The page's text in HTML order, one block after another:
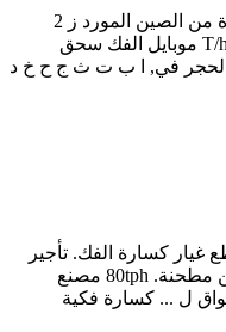
جودة عالية 150T ح الحجر محطة كسارة من الصين المورد ز 2
سحق الموردين الحجر في ويتبانك. 700 T/h موبايل الفك سحق
الحجر في, ا ب ت ث ج ح خ د
غيار كسارة الفك. تأجير
كسارة ملموسة إنديانابوليس إنديانا طحن مطحنة. 80tph مصنع
ل ... كسارة فكية